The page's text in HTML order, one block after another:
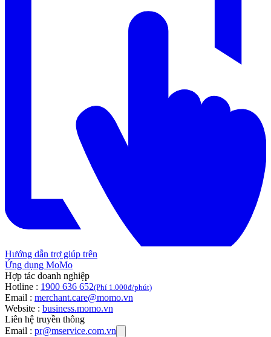
Hướng dẫn trợ giúp trên
Ứng dụng MoMo
Hợp tác doanh nghiệp
Hotline : 1900 636 652(Phí 1.000đ/phút)
Email : merchant.care@momo.vn
Website : business.momo.vn
Liên hệ truyền thông
Email : pr@mservice.com.vn